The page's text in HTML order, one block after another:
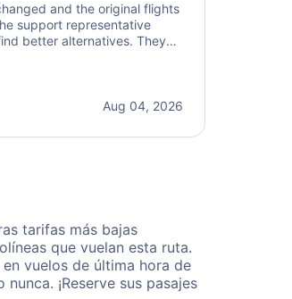
and the original flights
support representative
better alternatives. They
issue. I'm grateful for the
Aug 04, 2026
tarifas más bajas
que vuelan esta ruta.
vuelos de última hora de
¡Reserve sus pasajes